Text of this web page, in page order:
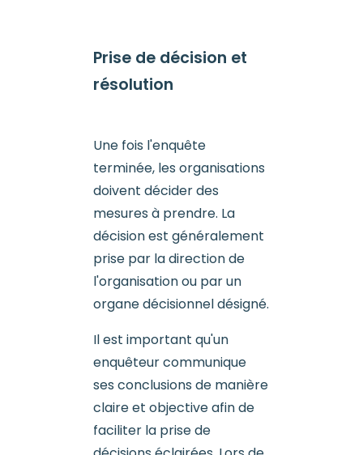
Prise de décision et
résolution
Une fois l'enquête
terminée, les organisations
doivent décider des
mesures à prendre. La
décision est généralement
prise par la direction de
l'organisation ou par un
organe décisionnel désigné.
Il est important qu'un
enquêteur communique
ses conclusions de manière
claire et objective afin de
faciliter la prise de